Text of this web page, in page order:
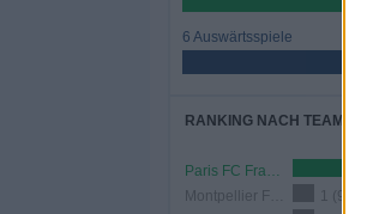
6 Auswärtsspiele
RANKING NACH TEAMS
Paris FC Frauen
1 (9,09%)